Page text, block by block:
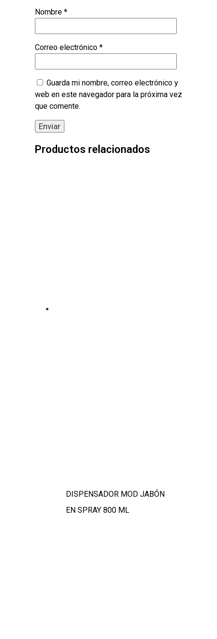
Nombre *
Correo electrónico *
Guarda mi nombre, correo electrónico y
web en este navegador para la próxima vez
que comente.
Productos relacionados
DISPENSADOR MOD JABÓN
EN SPRAY 800 ML